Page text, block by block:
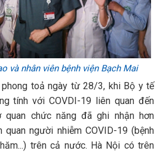
và nhân viên bệnh viện Bạch Mai
phong toả ngày từ 28/3, khi Bộ y tế
tính với COVDI-19 liên quan đến
quan chức năng đã ghi nhận hơn
người nhiễm COVID-19 (bệnh
trên cả nước. Hà Nội có trên